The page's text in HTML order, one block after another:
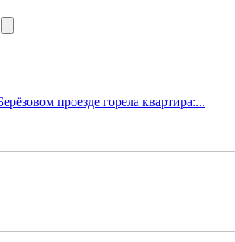
проезде горела квартира:...